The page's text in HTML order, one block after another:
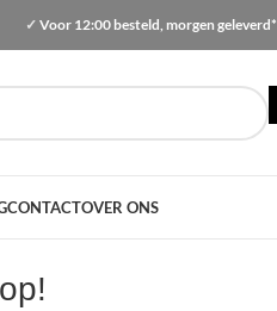
✓Voor 12:00 besteld, morgen geleverd*
CONTACTOVER ONS